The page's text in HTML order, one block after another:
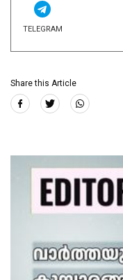
TELEGRAM
Share this Article